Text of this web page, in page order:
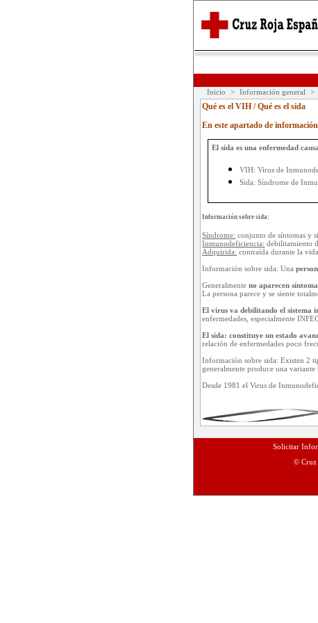
Inicio > Información general >
Qué es el VIH / Qué es el sida
En este apartado de
El sida es una enfermedad
VIH: Virus de
Sida: Síndrome de
Información sobre sida:
Síndrome: conjunto de síntomas y
Inmunodeficiencia: debilitamiento
Adquirida: contraída durante la
Información sobre sida: Una
Generalmenteno aparecen
La persona parece y se siente
El virus va debilitando el sistema
enfermedades, especialmente
El sida: constituye un estado
relación de enfermedades poco
Información sobre sida: Existen 2
generalmente produce una variante
Desde 1981 el Virus de
Solicitar
© Cruz